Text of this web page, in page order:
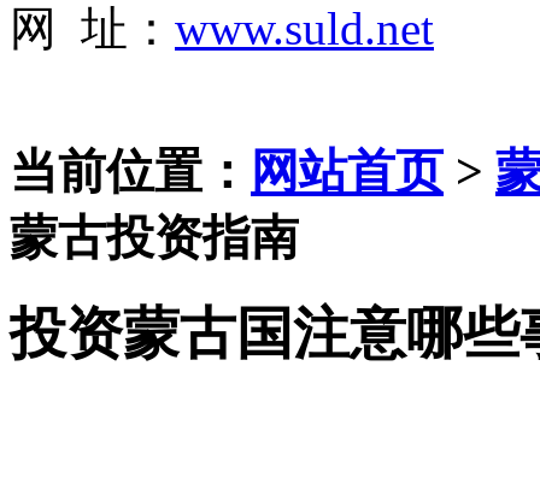
网 址： www.suld.net
当前位置： 网站首页>
蒙古投资指南
投资蒙古国注意哪些